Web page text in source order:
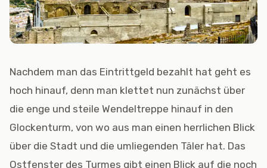
Nachdem man das Eintrittgeld bezahlt hat geht es
hoch hinauf, denn man klettet nun zunächst über
die enge und steile Wendeltreppe hinauf in den
Glockenturm, von wo aus man einen herrlichen Blick
über die Stadt und die umliegenden Täler hat. Das
Ostfenster des Turmes gibt einen Blick auf die noch